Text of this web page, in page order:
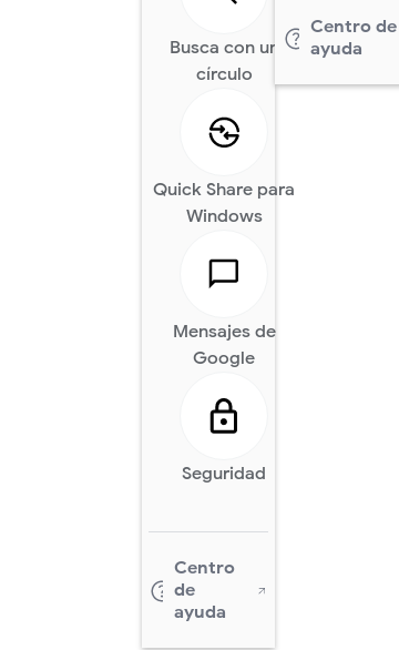
Busca con un
círculo
Quick Share para
Windows
Mensajes de
Google
Seguridad
Centro
de
ayuda
Centro de
ayuda